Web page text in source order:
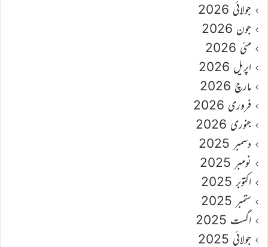
جولائی 2026
جون 2026
مئی 2026
اپریل 2026
مارچ 2026
فروری 2026
جنوری 2026
دسمبر 2025
نومبر 2025
اکتوبر 2025
ستمبر 2025
اگست 2025
جولائی 2025